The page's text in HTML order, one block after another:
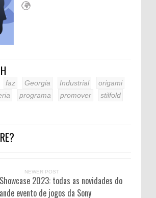
faz Georgia Industrial
origami
programa promover
stilfold
NEWER POST
2023: todas as novidades do
evento de jogos da Sony